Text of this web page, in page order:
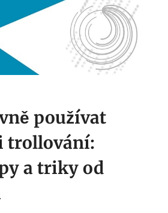
používat
trollování:
a triky od